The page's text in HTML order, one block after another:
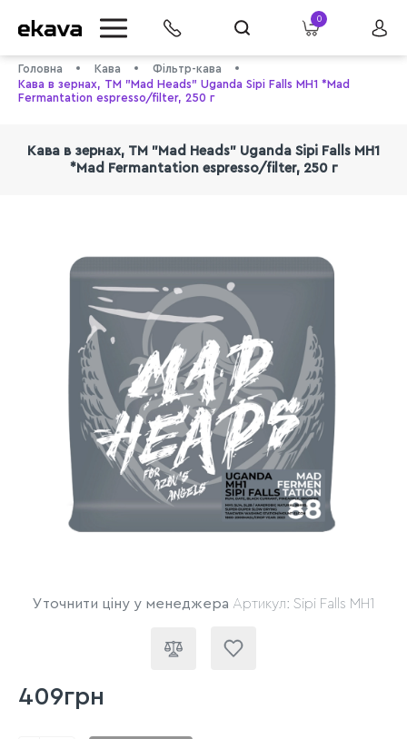
0
Головна Кава
Фільтр-кава
Кава в зернах, ТМ "Mad Heads" Uganda Sipi Falls MH1 *Mad
Fermantation espresso/filter, 250 г
Кава в зернах, ТМ "Mad Heads" Uganda Sipi Falls MH1
*Mad Fermantation espresso/filter, 250 г
Уточнити ціну у менеджера Артикул: Sipi Falls MH1
409грн